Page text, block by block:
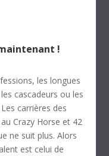
!
les longues
cascadeurs ou les
carrières des
Crazy Horse et 42
ne suit plus. Alors
est celui de